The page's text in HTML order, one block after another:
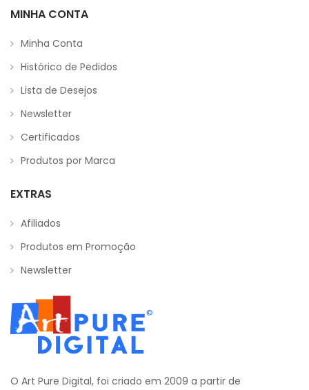
MINHA CONTA
Minha Conta
Histórico de Pedidos
Lista de Desejos
Newsletter
Certificados
Produtos por Marca
EXTRAS
Afiliados
Produtos em Promoção
Newsletter
O Art Pure Digital, foi criado em 2009 a partir de